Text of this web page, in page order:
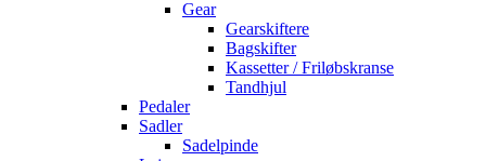
Gear
Gearskiftere
Bagskifter
Kassetter / Friløbskranse
Tandhjul
Pedaler
Sadler
Sadelpinde